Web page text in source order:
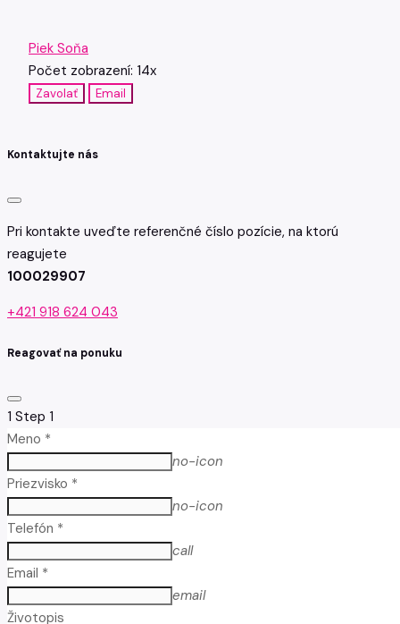
Piek Soňa
Počet zobrazení: 14x
Zavolať Email
Kontaktujte nás
Pri kontakte uveďte referenčné číslo pozície, na ktorú
reagujete
100029907
+421 918 624 043
Reagovať na ponuku
1 Step 1
Meno *
no-icon
Priezvisko *
no-icon
Telefón *
call
Email *
email
Životopis